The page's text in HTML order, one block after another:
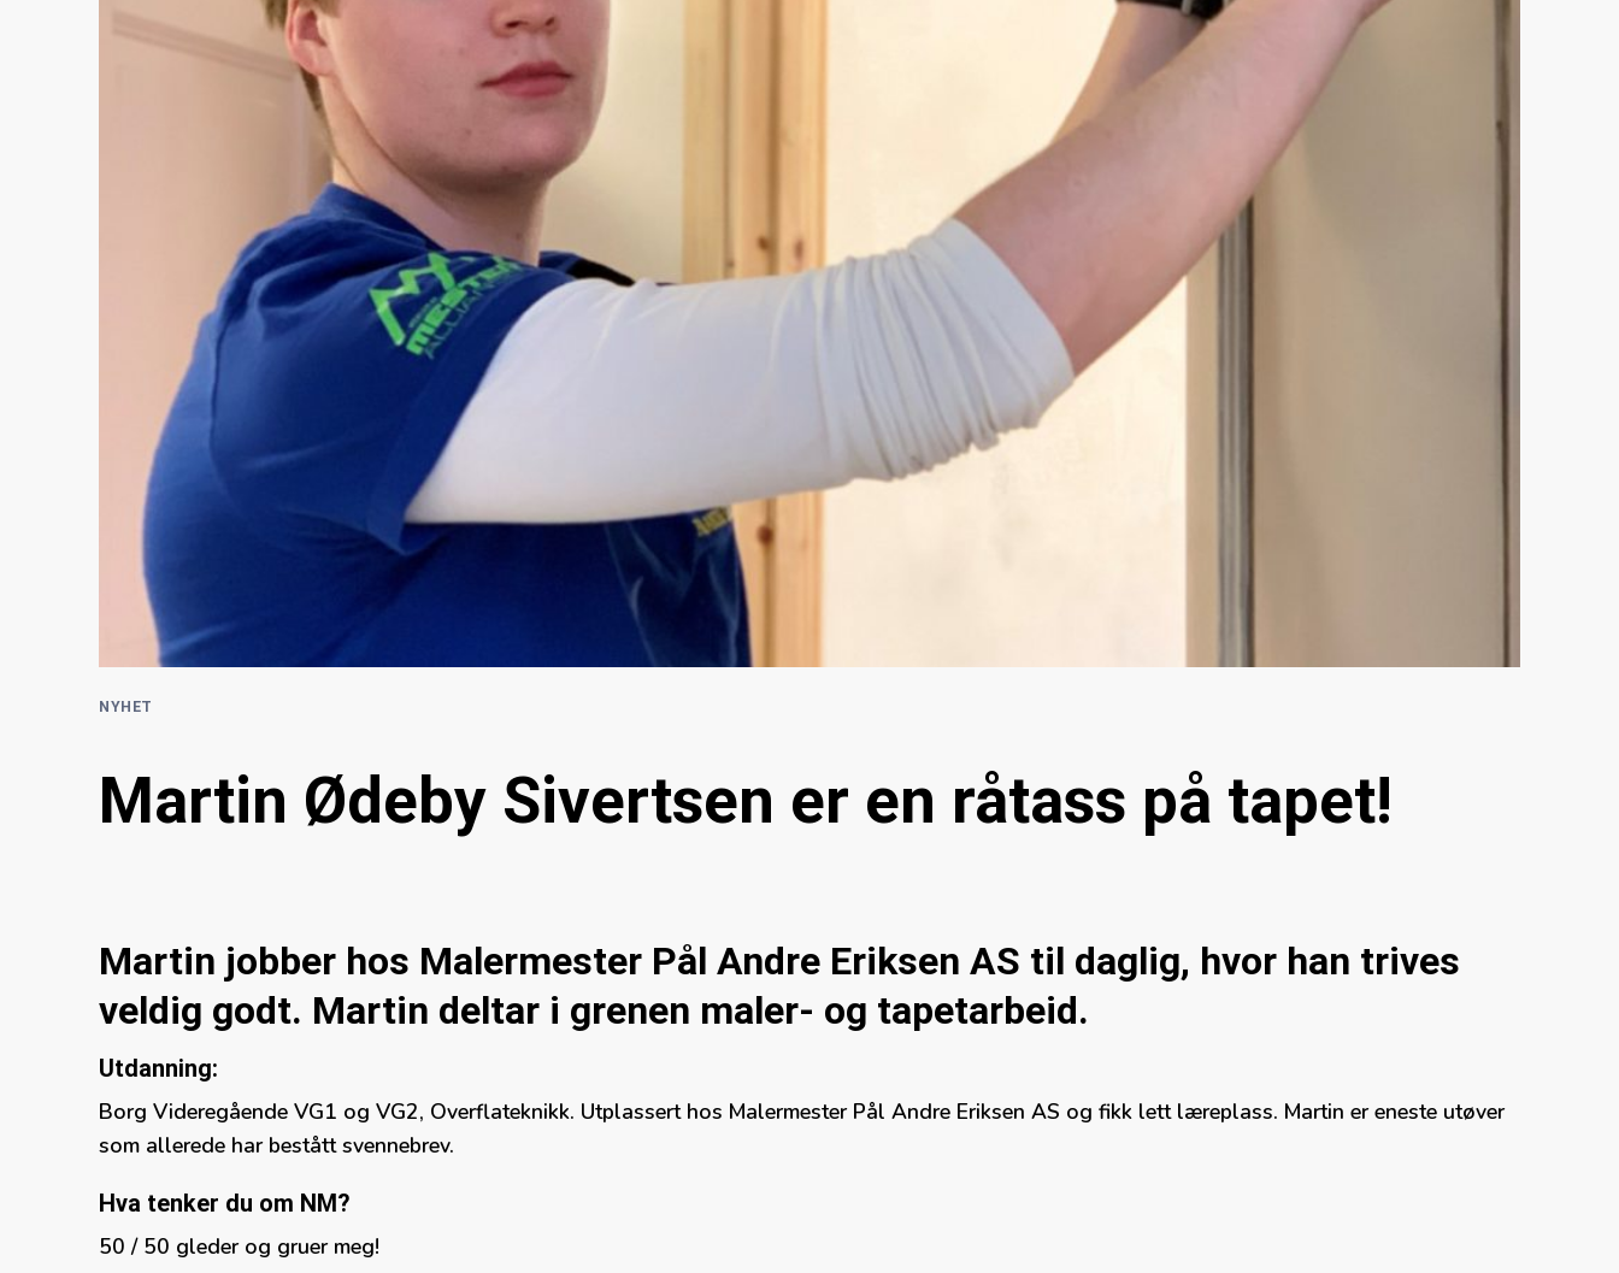
NYHET
Martin Ødeby Sivertsen er en råtass på tapet!
Martin jobber hos Malermester Pål Andre Eriksen AS til daglig, hvor han trives
veldig godt. Martin deltar i grenen maler- og tapetarbeid.
Utdanning:
Borg Videregående VG1 og VG2, Overflateknikk. Utplassert hos Malermester Pål Andre Eriksen AS og fikk lett læreplass. Martin er eneste utøver
som allerede har bestått svennebrev.
Hva tenker du om NM?
50 / 50 gleder og gruer meg!